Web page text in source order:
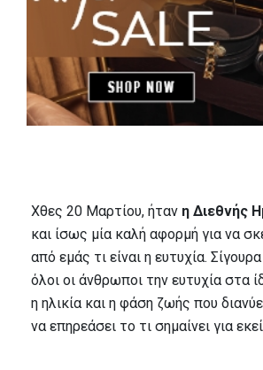
Χθες 20 Μαρτίου, ήταν η Διεθνής
και ίσως μία καλή αφορμή για να
από εμάς τι είναι η ευτυχία.
όλοι οι άνθρωποι την ευτυχία στα
η ηλικία και η φάση ζωής που
να επηρεάσει το τι σημαίνει για